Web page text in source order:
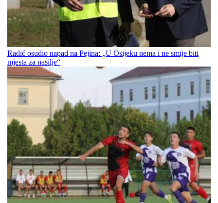
Radić osudio napad na Pejina: „U Osijeku nema i ne smije biti
mjesta za nasilje“